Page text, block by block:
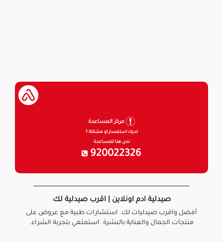
مركز المساعدة
لديك استفسار او مشكلة ؟
نحن هنا للمساعدة
920022326
صيدلية ادم اونلاين | اقرب صيدلية لك
أفضل واقرب صيدليات لك. استشارات طبية مع عروض على
منتجات الجمال والعناية بالبشرة. استمتعي بتجربة الشراء.